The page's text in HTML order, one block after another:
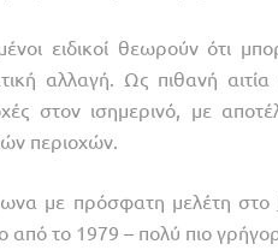
ειδικοί θεωρούν ότι
αλλαγή. Ως πιθανή
στον ισημερινό, με
περιοχών.
με πρόσφατη μελέτη στο
από το 1979 – πολύ πιο